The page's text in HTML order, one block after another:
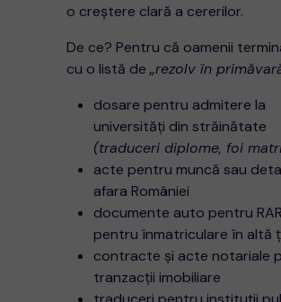
o creștere clară a cererilor.
De ce? Pentru că oamenii
cu o listă de „rezolv în
dosare pentru admitere la
universități din străinătate
(traduceri diplome, foi
acte pentru muncă sau
afara României
documente auto pentru
pentru înmatriculare în altă
contracte și acte notariale
tranzacții imobiliare